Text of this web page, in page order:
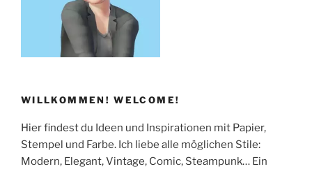
WILLKOMMEN! WELCOME!
Hier findest du Ideen und Inspirationen mit Papier,
Stempel und Farbe. Ich liebe alle möglichen Stile:
Modern, Elegant, Vintage, Comic, Steampunk… Ein